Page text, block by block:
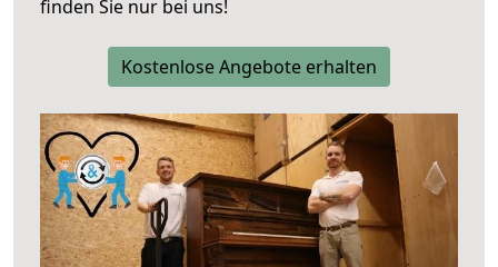
finden Sie nur bei uns!
Kostenlose Angebote erhalten